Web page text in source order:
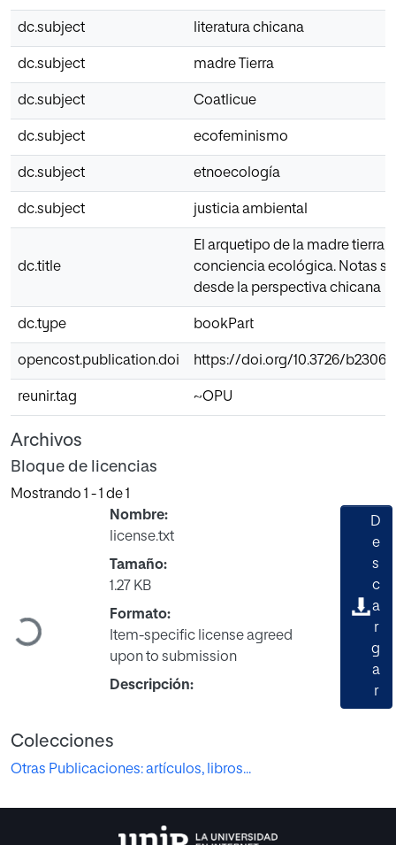
dc.subject literatura chicana
dc.subject madre Tierra
dc.subject Coatlicue
dc.subject ecofeminismo
dc.subject etnoecología
dc.subject justicia ambiental
dc.title
El arquetipo de la madre tierra,
conciencia ecológica. Notas
desde la perspectiva chicana
dc.type bookPart
opencost.publication.doi https://doi.org/10.3726/b23067
reunir.tag ~OPU
Archivos
Bloque de licencias
Mostrando 1 - 1 de 1
Cargando...
Nombre:
license.txt
Tamaño:
1.27 KB
Formato:
Item-specific license agreed
upon to submission
Descripción:
D
e
s
c
a
r
g
a
r
Colecciones
Otras Publicaciones: artículos, libros...